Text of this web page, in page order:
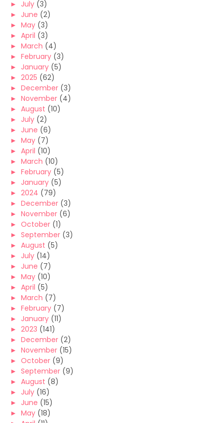
► July (3)
► June (2)
► May (3)
► April (3)
► March (4)
► February (3)
► January (5)
► 2025 (62)
► December (3)
► November (4)
► August (10)
► July (2)
► June (6)
► May (7)
► April (10)
► March (10)
► February (5)
► January (5)
► 2024 (79)
► December (3)
► November (6)
► October (1)
► September (3)
► August (5)
► July (14)
► June (7)
► May (10)
► April (5)
► March (7)
► February (7)
► January (11)
► 2023 (141)
► December (2)
► November (15)
► October (9)
► September (9)
► August (8)
► July (16)
► June (15)
► May (18)